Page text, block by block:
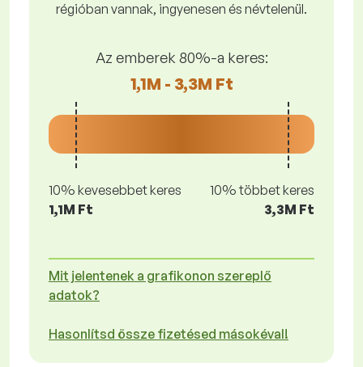
régióban vannak, ingyenesen és névtelenül.
Az emberek 80%-a keres:
1,1M - 3,3M Ft
10% kevesebbet keres
1,1M Ft
10% többet keres
3,3M Ft
Mit jelentenek a grafikonon szereplő
adatok?
Hasonlítsd össze fizetésed másokéval!